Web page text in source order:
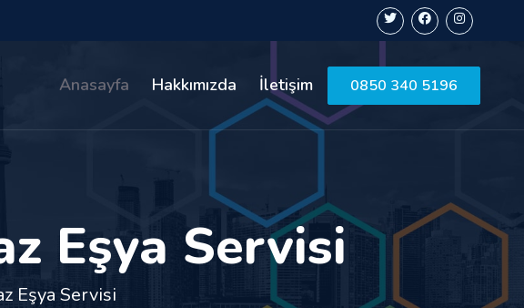
Anasayfa Hakkımızda İletişim 0850 340 5196
Eşya Servisi
Eşya Servisi